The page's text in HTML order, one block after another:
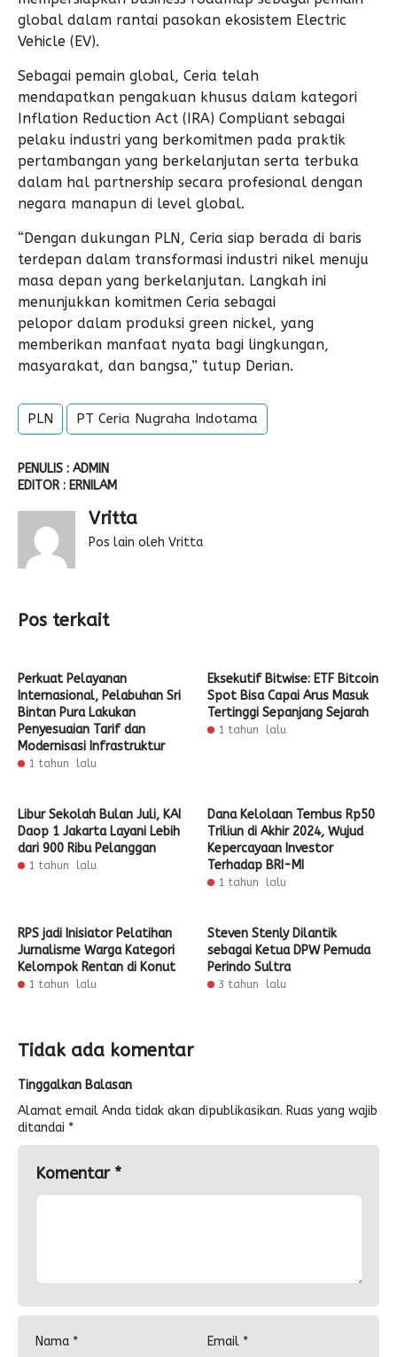
global dalam rantai pasokan ekosistem Electric
Vehicle (EV).
Sebagai pemain global, Ceria telah
mendapatkan pengakuan khusus dalam kategori
Inflation Reduction Act (IRA) Compliant sebagai
pelaku industri yang berkomitmen pada praktik
pertambangan yang berkelanjutan serta terbuka
dalam hal partnership secara profesional dengan
negara manapun di level global.
“Dengan dukungan PLN, Ceria siap berada di baris
terdepan dalam transformasi industri nikel menuju
masa depan yang berkelanjutan. Langkah ini
menunjukkan komitmen Ceria sebagai
pelopor dalam produksi green nickel, yang
memberikan manfaat nyata bagi lingkungan,
masyarakat, dan bangsa,” tutup Derian.
PLN PT Ceria Nugraha Indotama
PENULIS : ADMIN
EDITOR : ERNILAM
Vritta
Pos lain oleh Vritta
Pos terkait
Perkuat Pelayanan
Internasional, Pelabuhan Sri
Bintan Pura Lakukan
Penyesuaian Tarif dan
Modernisasi Infrastruktur
1 tahun lalu
Eksekutif Bitwise: ETF Bitcoin
Spot Bisa Capai Arus Masuk
Tertinggi Sepanjang Sejarah
1 tahun lalu
Libur Sekolah Bulan Juli, KAI
Daop 1 Jakarta Layani Lebih
dari 900 Ribu Pelanggan
1 tahun lalu
Dana Kelolaan Tembus Rp50
Triliun di Akhir 2024, Wujud
Kepercayaan Investor
Terhadap BRI-MI
1 tahun lalu
RPS jadi Inisiator Pelatihan
Jurnalisme Warga Kategori
Kelompok Rentan di Konut
1 tahun lalu
Steven Stenly Dilantik
sebagai Ketua DPW Pemuda
Perindo Sultra
3 tahun lalu
Tidak ada komentar
Tinggalkan Balasan
Alamat email Anda tidak akan dipublikasikan. Ruas yang wajib
ditandai *
Komentar *
Nama * Email *